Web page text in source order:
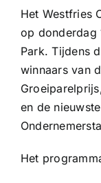
Het Westfries
op donderdag
Park. Tijdens
winnaars van
en de
Het